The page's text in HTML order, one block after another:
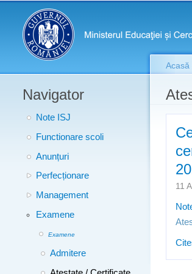
Meniu principal
Navigator
Note ISJ
Functionare scoli
Anunțuri
Perfecționare
Management
Examene
Examene
Admitere
Acasă
11